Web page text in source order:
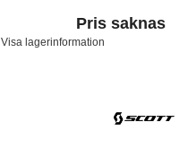
Pris saknas
Visa lagerinformation